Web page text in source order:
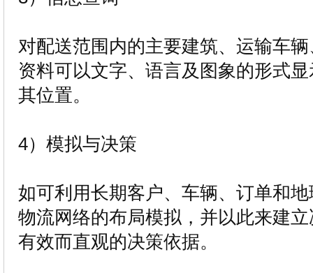
对配送范围内的主要建筑、运输车
资料可以文字、语言及图象的形式
其位置。
4）模拟与决策
如可利用长期客户、车辆、订单和
物流网络的布局模拟，并以此来建
有效而直观的决策依据。